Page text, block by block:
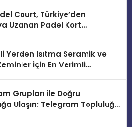
Court, Türkiye’den
Uzanan Padel Kort
Yerden Isıtma Seramik ve
İçin En Verimli
Grupları ile Doğru
Ulaşın: Telegram Topluluğu